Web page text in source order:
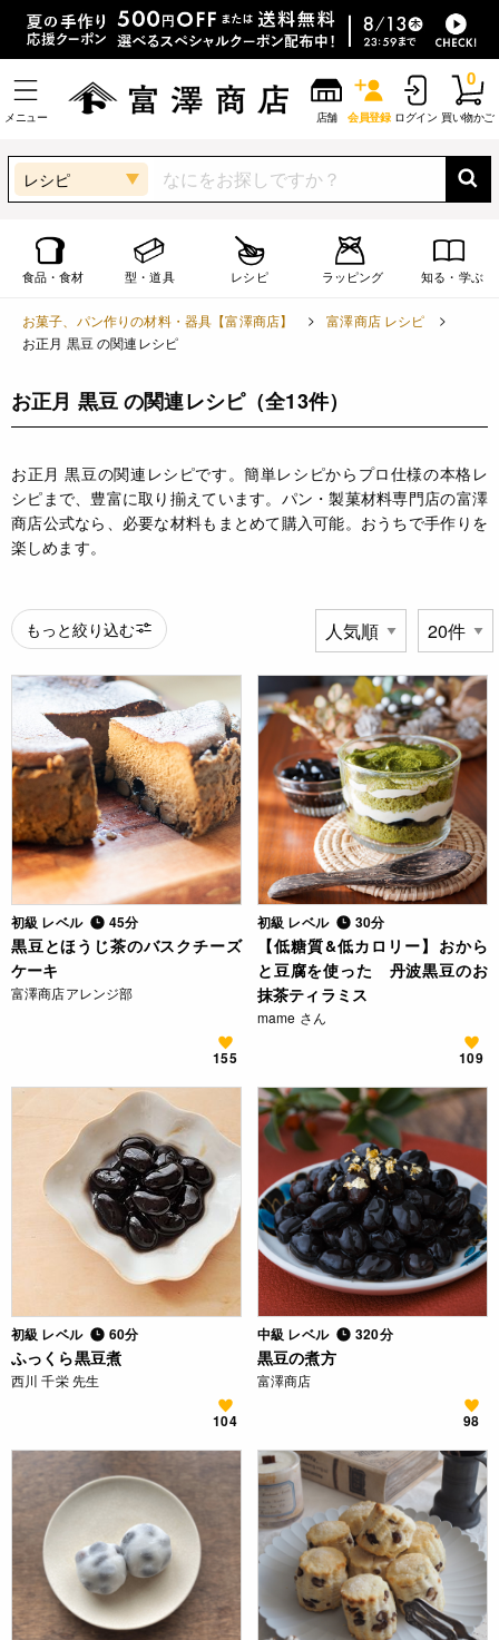
メニュー 店舗 会員登録 ログイン 買い物かご
0
レシピ
食品・食材 型・道具 レシピ ラッピング 知る・学ぶ
お菓子、パン作りの材料・器具【富澤商店】
富澤商店 レシピ
お正月 黒豆 の関連レシピ
お正月 黒豆 の関連レシピ（全13件）
お正月 黒豆の関連レシピです。簡単レシピからプロ仕様の本格レ
シピまで、豊富に取り揃えています。パン・製菓材料専門店の富澤
商店公式なら、必要な材料もまとめて購入可能。おうちで手作りを
楽しめます。
もっと絞り込む
初級 レベル 45分
黒豆とほうじ茶のバスクチーズ
ケーキ
富澤商店アレンジ部
155
初級 レベル 30分
【低糖質&低カロリー】おから
と豆腐を使った 丹波黒豆のお
抹茶ティラミス
mame さん
109
初級 レベル 60分
ふっくら黒豆煮
西川 千栄 先生
104
中級 レベル 320分
黒豆の煮方
富澤商店
98